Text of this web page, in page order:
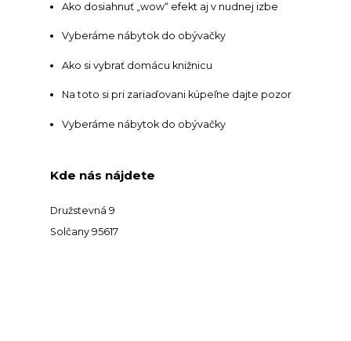
Ako dosiahnuť „wow“ efekt aj v nudnej izbe
Vyberáme nábytok do obývačky
Ako si vybrať domácu knižnicu
Na toto si pri zariaďovani kúpeľne dajte pozor
Vyberáme nábytok do obývačky
Kde nás nájdete
Družstevná 9
Solčany 95617